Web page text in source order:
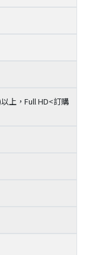
上，Full HD<訂購